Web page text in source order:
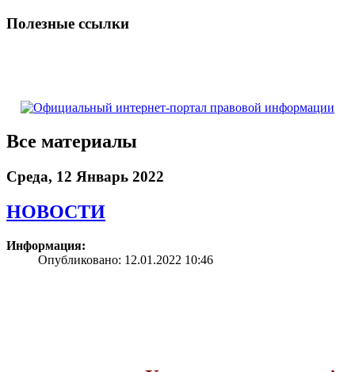
Полезные ссылки
Все материалы
Среда, 12 Январь 2022
НОВОСТИ
Информация:
Опубликовано: 12.01.2022 10:46